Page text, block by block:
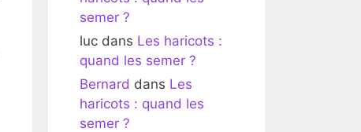
semer ?
luc dans Les haricots :
quand les semer ?
Bernard dans Les
haricots : quand les
semer ?